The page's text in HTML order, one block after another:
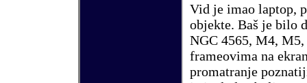
Vid je imao laptop,
objekte. Baš je bilo
NGC 4565, M4, M5,
frameovima na
promatranje